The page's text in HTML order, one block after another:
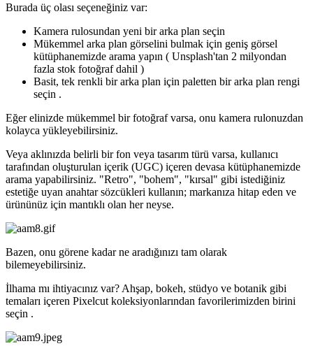
Burada üç olası seçeneğiniz var:
Kamera rulosundan yeni bir arka plan seçin
Mükemmel arka plan görselini bulmak için geniş görsel
kütüphanemizde arama yapın ( Unsplash'tan 2 milyondan
fazla stok fotoğraf dahil )
Basit, tek renkli bir arka plan için paletten bir arka plan rengi
seçin .
Eğer elinizde mükemmel bir fotoğraf varsa, onu kamera rulonuzdan
kolayca yükleyebilirsiniz.
Veya aklınızda belirli bir fon veya tasarım türü varsa, kullanıcı
tarafından oluşturulan içerik (UGC) içeren devasa kütüphanemizde
arama yapabilirsiniz. "Retro", "bohem", "kırsal" gibi istediğiniz
estetiğe uyan anahtar sözcükleri kullanın; markanıza hitap eden ve
ürününüz için mantıklı olan her neyse.
Bazen, onu görene kadar ne aradığınızı tam olarak
bilemeyebilirsiniz.
İlhama mı ihtiyacınız var? Ahşap, bokeh, stüdyo ve botanik gibi
temaları içeren Pixelcut koleksiyonlarından favorilerimizden birini
seçin .